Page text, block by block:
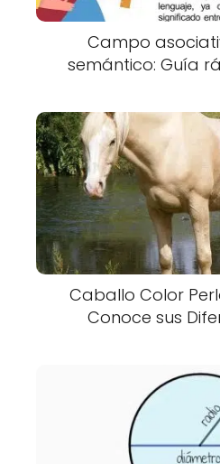
Campo
semántico: Guía
Caballo Color
Conoce sus